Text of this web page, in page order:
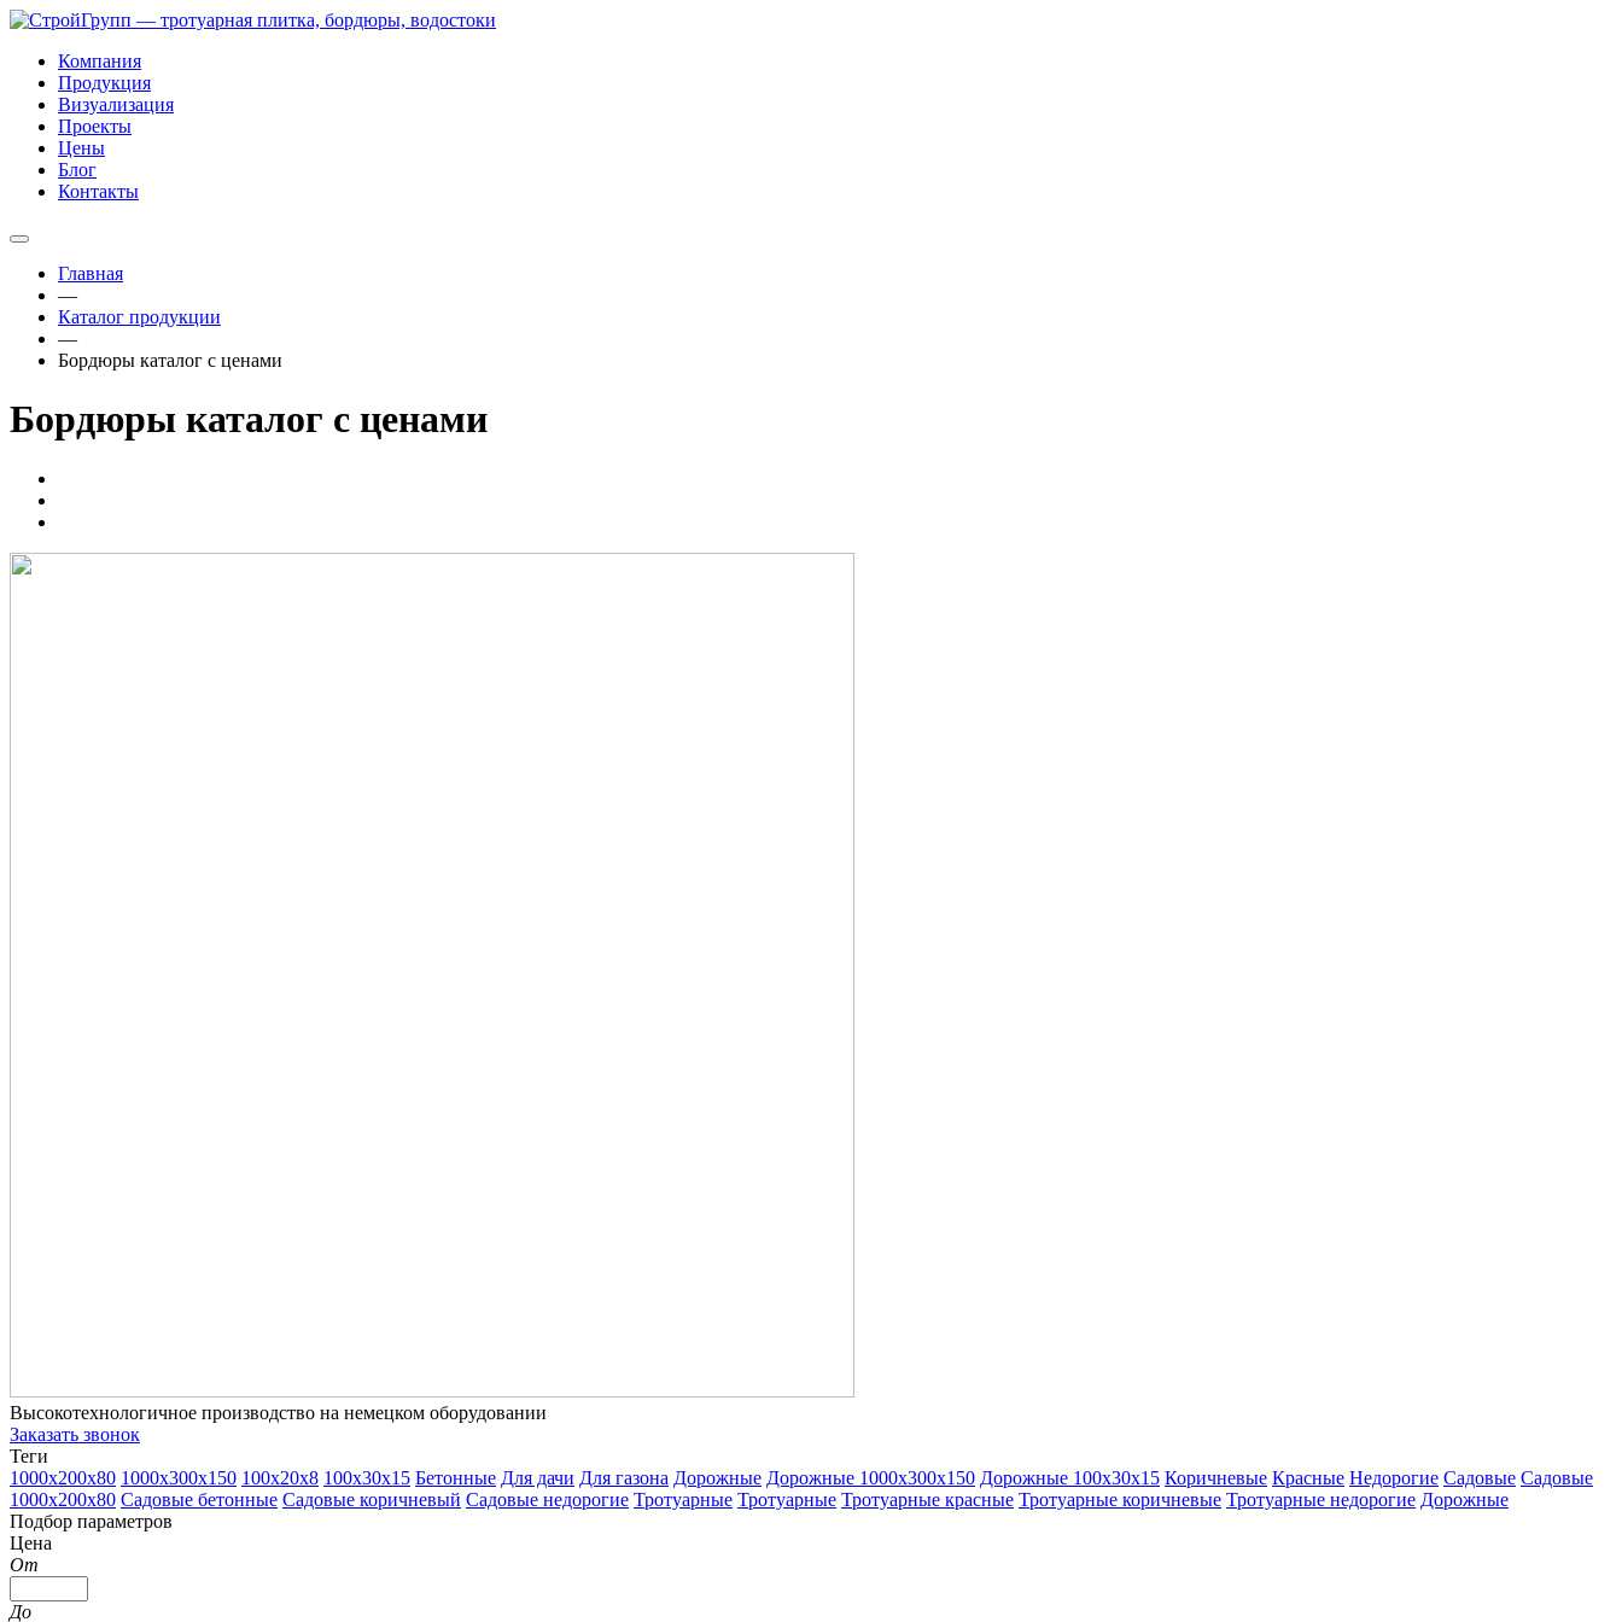
Компания
Продукция
Визуализация
Проекты
Цены
Блог
Контакты
Главная
—
Каталог продукции
—
Бордюры каталог с ценами
Бордюры каталог с ценами
Высокотехнологичное производство на немецком оборудовании
Заказать звонок
Теги
1000х200х80 1000х300х150 100х20х8 100х30х15 Бетонные Для дачи Для газона Дорожные Дорожные 1000х300х150 Дорожные 100х30х15 Коричневые Красные Недорогие Садовые Садовые
1000х200х80 Садовые бетонные Садовые коричневый Садовые недорогие Тротуарные Тротуарные Тротуарные красные Тротуарные коричневые Тротуарные недорогие Дорожные
Подбор параметров
Цена
От
До